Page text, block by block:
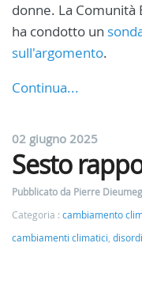
donne. La Comunità
ha condotto un
sull'argomento.
Continua...
02 giugno 2025
Sesto
Pubblicato da Pierre
Categoria : cambiamento
cambiamenti climatici,